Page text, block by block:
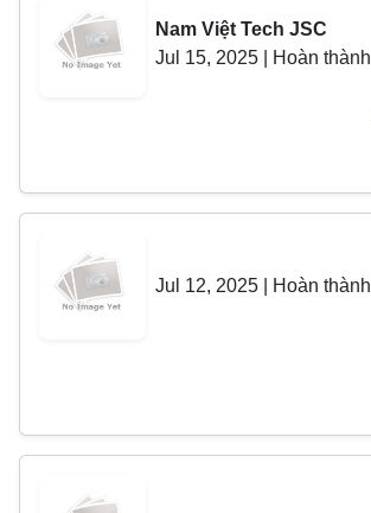
Nam Việt Tech JSC
Jul 15, 2025
Hoàn thành
Jul 12, 2025 Hoàn thành